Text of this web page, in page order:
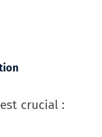
crucial :